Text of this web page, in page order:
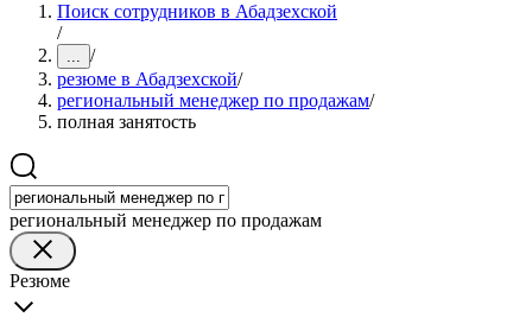
Поиск сотрудников в Абадзехской
/
... /
резюме в Абадзехской/
региональный менеджер по продажам/
полная занятость
региональный менеджер по продажам
Резюме